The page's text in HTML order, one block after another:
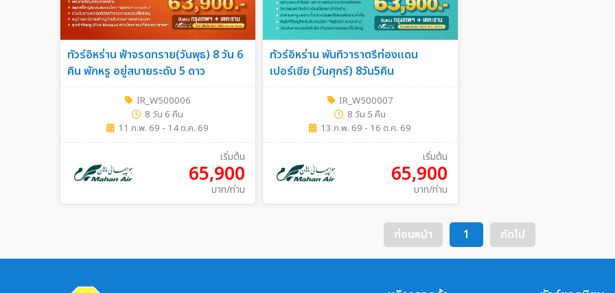
ทัวร์อิหร่าน ฟ้าจรดทราย(วันพุธ) 8 วัน 6
คืน พักหรู อยู่สบายระดับ 5 ดาว
IR_W500006
8 วัน 6 คืน
11 ก.พ. 69 - 14 ต.ค. 69
เริ่มต้น
65,900
บาท/ท่าน
ทัวร์อิหร่าน พันทิวาราตรีท่องแดน
เปอร์เซีย (วันศุกร์) 8วัน5คืน
IR_W500007
8 วัน 5 คืน
13 ก.พ. 69 - 16 ต.ค. 69
เริ่มต้น
65,900
บาท/ท่าน
ก่อนหน้า 1 ถัดไป